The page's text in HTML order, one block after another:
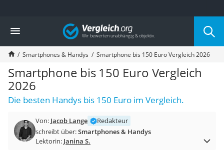
Die beliebtesten Vergleiche nach Kategorie
Elektronik
Powerstation
Monitor 32 Zoll 4K
Fernseher
Drucker
Desktop-PC
Monitor
Laser-Multifunktionsdrucker
Powerline-Adapter
Powerstation mit Solarpanel
Vergleich
Smartphones & Handys Smartphone bis 150 Euro Vergleich 2026
Smartphone bis 150 Euro Vergleich
2026
Die besten Handys bis 150 Euro im Vergleich.
Von: Jacob Lange
Redakteur
schreibt über:Smartphones & Handys
Lektorin: Janina S.